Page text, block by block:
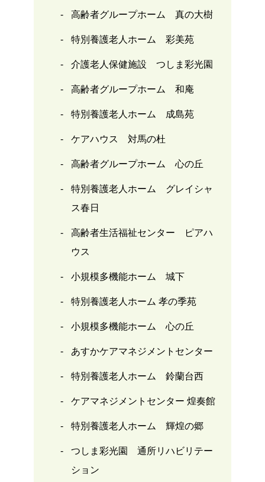
高齢者グループホーム 真の大樹
特別養護老人ホーム 彩美苑
介護老人保健施設 つしま彩光園
高齢者グループホーム 和庵
特別養護老人ホーム 成島苑
ケアハウス 対馬の杜
高齢者グループホーム 心の丘
特別養護老人ホーム グレイシャ
ス春日
高齢者生活福祉センター ピアハ
ウス
小規模多機能ホーム 城下
特別養護老人ホーム 孝の季苑
小規模多機能ホーム 心の丘
あすかケアマネジメントセンター
特別養護老人ホーム 鈴蘭台西
ケアマネジメントセンター 煌奏館
特別養護老人ホーム 輝煌の郷
つしま彩光園 通所リハビリテー
ション